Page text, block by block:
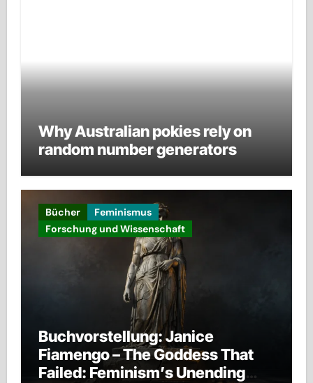
Why Australian pokies rely on
random number generators
Bücher
Feminismus
Forschung und Wissenschaft
Buchvorstellung: Janice
Fiamengo – The Goddess That
Failed: Feminism’s Unending